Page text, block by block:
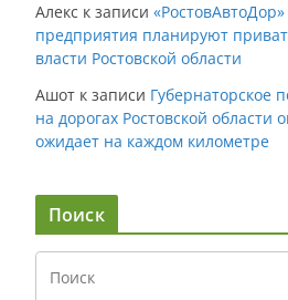
Алекс к записи
предприятия планируют
власти Ростовской области
Ашот к записи Губернаторское
на дорогах Ростовской области
ожидает на каждом километре
Поиск